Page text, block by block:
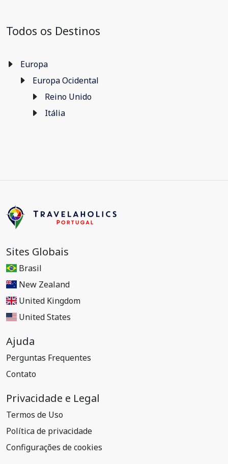
Todos os Destinos
Europa
Europa Ocidental
Reino Unido
Itália
Sites Globais
Brasil
New Zealand
United Kingdom
United States
Ajuda
Perguntas Frequentes
Contato
Privacidade e Legal
Termos de Uso
Política de privacidade
Configurações de cookies